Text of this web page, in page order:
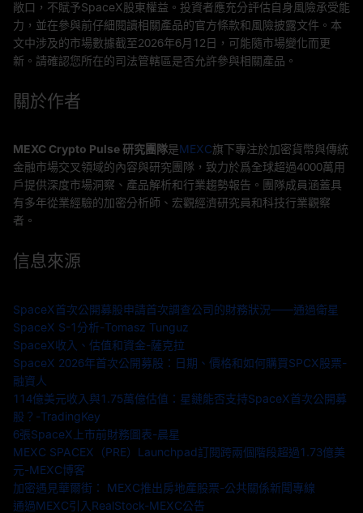
敞口，不賦予SpaceX股東權益。投資者應充分評估自身風險承受能
力，並在參與前仔細閱讀相關產品的官方條款和風險披露文件。本
文中涉及的市場數據截至2026年6月12日，可能隨市場變化而更
新。請確認您所在的司法管轄區是否允許參與相關產品。
關於作者
MEXC Crypto Pulse 研究團隊是MEXC旗下專注於加密貨幣與傳統
金融市場交叉領域的內容與研究團隊，致力於爲全球超過4000萬用
戶提供深度市場洞察、產品解析和行業趨勢報告。團隊成員涵蓋具
有多年從業經驗的加密分析師、宏觀經濟研究員和科技行業觀察
者。
信息來源
SpaceX首次公開募股申請首次調查公司的財務狀況——通過衛星
SpaceX S-1分析-Tomasz Tunguz
SpaceX收入、估值和資金-薩克拉
SpaceX 2026年首次公開募股：日期、價格和如何購買SPCX股票-
融資人
114億美元收入與1.75萬億估值：星鏈能否支持SpaceX首次公開募
股？-TradingKey
6張SpaceX上市前財務圖表-晨星
MEXC SPACEX（PRE）Launchpad訂閱跨兩個階段超過1.73億美
元-MEXC博客
加密遇見華爾街： MEXC推出房地產股票-公共關係新聞專線
通過MEXC引入RealStock-MEXC公告